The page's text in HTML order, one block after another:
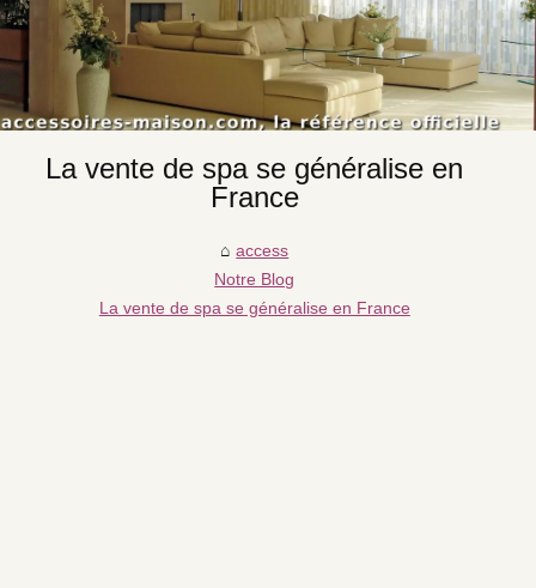
La vente de spa se généralise en
France
access
Notre Blog
La vente de spa se généralise en France